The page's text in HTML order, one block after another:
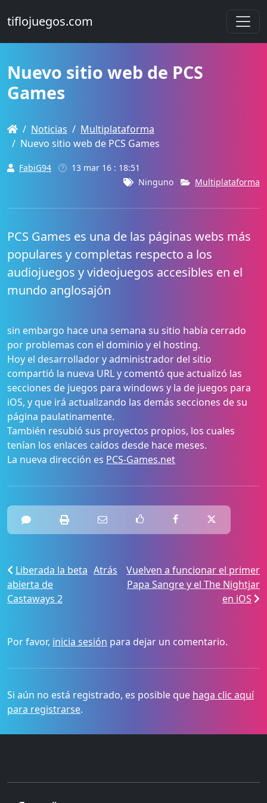
tiflojuegos.com
Nuevo sitio web de PCS
Games
Noticias
Multiplataforma
Nuevo sitio web de PCS Games
FabiG94
13 mar 16 : 18:51
Ninguno
Multiplataforma
PCS Games es una de las páginas webs más
populares y completas respecto a los
audiojuegos y videojuegos accesibles en el
mundo anglosajón
sin embargo hace una semana su sitio había cerrado
por problemas con el dominio y el hosting.
Hoy el desarrollador y administrador del sitio
compartió la nueva URL y comentó que actualizó las
secciones de juegos para windows y la de juegos para
iOS, y que irá actualizando las demás secciones de su
página paulatinamente.
También resubió sus proyectos propios, los cuales
tenían los enlaces caídos desde hace meses.
La nueva dirección es PCS-Games.net
Liberada la beta
abierta de
Castaways 2
Atrás
Vuelven a funcionar el primer
Papa Sangre y el The Nightjar
en iOS
Por favor, inicia sesión para dejar un comentario.
Si aún no está registrado, es posible que haga clic aquí
para registrarse.